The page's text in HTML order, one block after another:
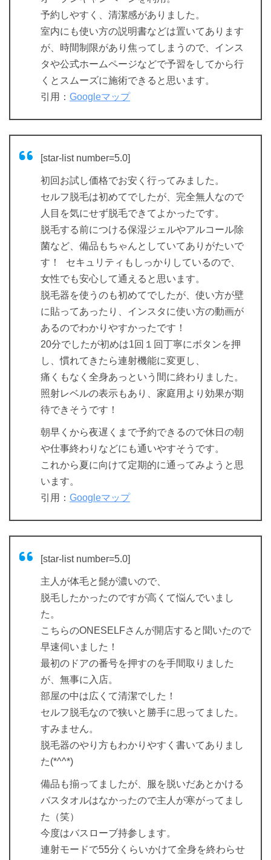
予約しやすく、清潔感がありました。
室内にも使い方の説明書などは置いてあります
が、時間制限があり焦ってしまうので、インス
タや公式ホームページなどで予習をしてから行
くとスムーズに施術できると思います。
引用： Googleマップ
[star-list number=5.0]
初回お試し価格でお安く行ってみました。
セルフ脱毛は初めてでしたが、完全無人なので
人目を気にせず脱毛できてよかったです。
脱毛する前につける保湿ジェルやアルコール除
菌など、備品もちゃんとしていてありがたいで
す！ セキュリティもしっかりしているので、
女性でも安心して通えると思います。
脱毛器を使うのも初めてでしたが、使い方が壁
に貼ってあったり、インスタに使い方の動画が
あるのでわかりやすかったです！
20分でしたが初めは1回１回丁寧にボタンを押
し、慣れてきたら連射機能に変更し、
痛くもなく全身あっという間に終わりました。
照射レベルの表示もあり、家庭用より効果が期
待できそうです！
朝早くから夜遅くまで予約できるので休日の朝
や仕事終わりなどにも通いやすそうです。
これから夏に向けて定期的に通ってみようと思
います。
引用： Googleマップ
[star-list number=5.0]
主人が体毛と髭が濃いので、
脱毛したかったのですが高くて悩んでいまし
た。
こちらのONESELFさんが開店すると聞いたので
早速伺いました！
最初のドアの番号を押すのを手間取りました
が、無事に入店。
部屋の中は広くて清潔でした！
セルフ脱毛なので狭いと勝手に思ってました。
すみません。
脱毛器のやり方もわかりやすく書いてありまし
た(*^^*)
備品も揃ってましたが、服を脱いだあとかける
バスタオルはなかったので主人が寒がってまし
た（笑）
今度はバスローブ持参します。
連射モードで55分くらいかけて全身を終わらせ